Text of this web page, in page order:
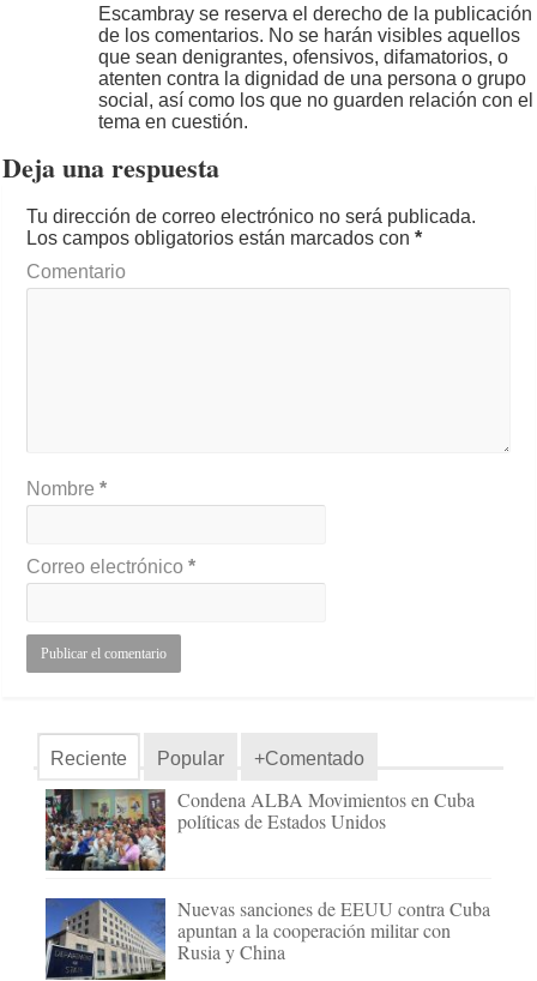
Escambray se reserva el derecho de la publicación
de los comentarios. No se harán visibles aquellos
que sean denigrantes, ofensivos, difamatorios, o
atenten contra la dignidad de una persona o grupo
social, así como los que no guarden relación con el
tema en cuestión.
Deja una respuesta
Tu dirección de correo electrónico no será publicada.
Los campos obligatorios están marcados con*
Comentario
Nombre*
Correo electrónico*
Reciente Popular +Comentado
Condena ALBA Movimientos en Cuba
políticas de Estados Unidos
Nuevas sanciones de EEUU contra Cuba
apuntan a la cooperación militar con
Rusia y China